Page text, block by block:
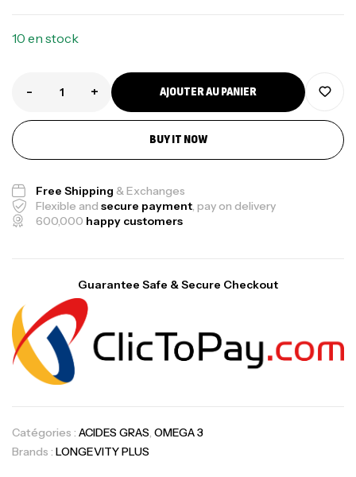
10 en stock
- + AJOUTER AU PANIER
BUY IT NOW
Free Shipping & Exchanges
Flexible and secure payment, pay on delivery
600,000 happy customers
Guarantee Safe & Secure Checkout
Catégories : ACIDES GRAS, OMEGA 3
Brands : LONGEVITY PLUS